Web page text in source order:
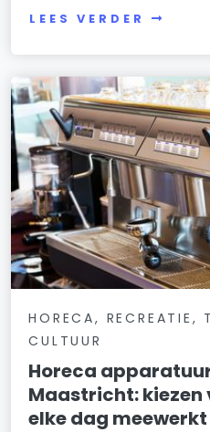
LEES VERDER
HORECA, RECREATIE,
CULTUUR
Horeca
Maastricht:
elke dag meewerkt